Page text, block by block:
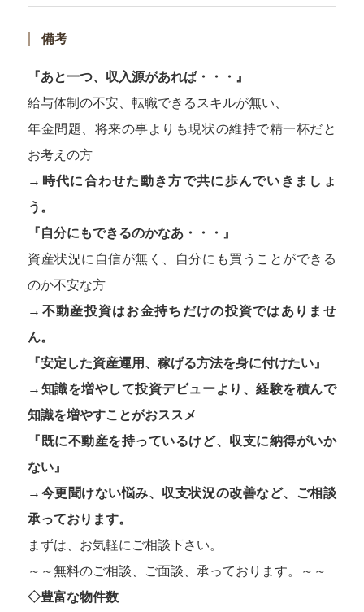
備考
『あと一つ、収入源があれば・・・』
給与体制の不安、転職できるスキルが無い、
年金問題、将来の事よりも現状の維持で精一杯だと
お考えの方
→時代に合わせた動き方で共に歩んでいきましょ
う。
『自分にもできるのかなあ・・・』
資産状況に自信が無く、自分にも買うことができる
のか不安な方
→不動産投資はお金持ちだけの投資ではありませ
ん。
『安定した資産運用、稼げる方法を身に付けたい』
→知識を増やして投資デビューより、経験を積んで
知識を増やすことがおススメ
『既に不動産を持っているけど、収支に納得がいか
ない』
→今更聞けない悩み、収支状況の改善など、ご相談
承っております。
まずは、お気軽にご相談下さい。
～～無料のご相談、ご面談、承っております。～～
◇豊富な物件数